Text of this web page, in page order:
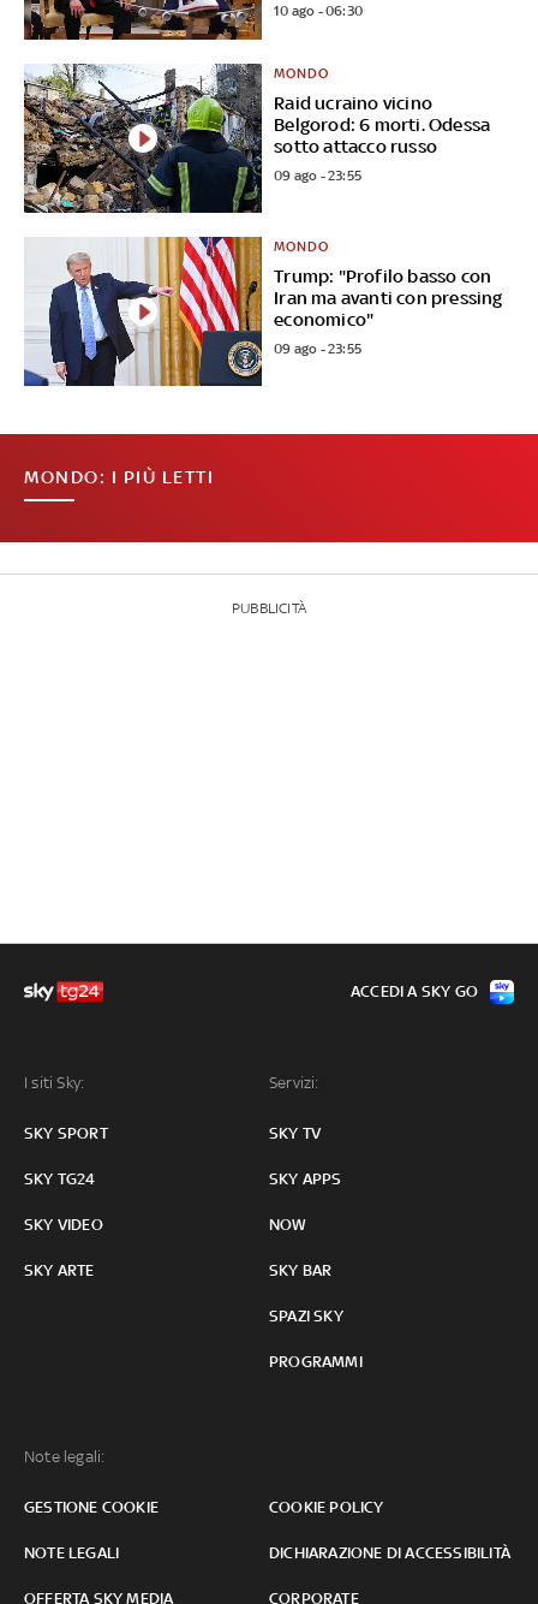
10 ago - 06:30
Raid ucraino vicino
Belgorod: 6 morti. Odessa
sotto attacco russo
MONDO
09 ago - 23:55
Trump: "Profilo basso con
Iran ma avanti con pressing
economico"
MONDO
09 ago - 23:55
MONDO: I PIÙ LETTI
PUBBLICITÀ
I siti Sky:
SKY SPORT
SKY TG24
SKY VIDEO
SKY ARTE
Servizi:
SKY TV
SKY APPS
NOW
SKY BAR
SPAZI SKY
PROGRAMMI
Note legali:
GESTIONE COOKIE COOKIE POLICY
NOTE LEGALI DICHIARAZIONE DI ACCESSIBILITÀ
OFFERTA SKY MEDIA CORPORATE
ACCEDI A SKY GO